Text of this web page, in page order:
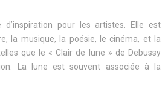
d’inspiration pour les artistes. Elle est
la musique, la poésie, le cinéma, et la
que le « Clair de lune » de Debussy
La lune est souvent associée à la